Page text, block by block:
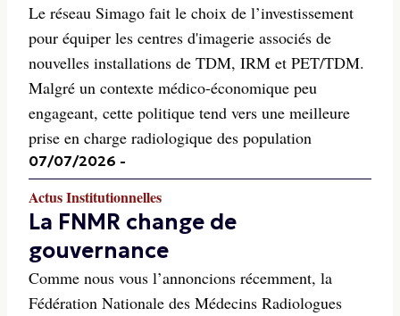
Le réseau Simago fait le choix de l’investissement
pour équiper les centres d'imagerie associés de
nouvelles installations de TDM, IRM et PET/TDM.
Malgré un contexte médico-économique peu
engageant, cette politique tend vers une meilleure
prise en charge radiologique des population
07/07/2026 -
Actus Institutionnelles
La FNMR change de
gouvernance
Comme nous vous l’annoncions récemment, la
Fédération Nationale des Médecins Radiologues